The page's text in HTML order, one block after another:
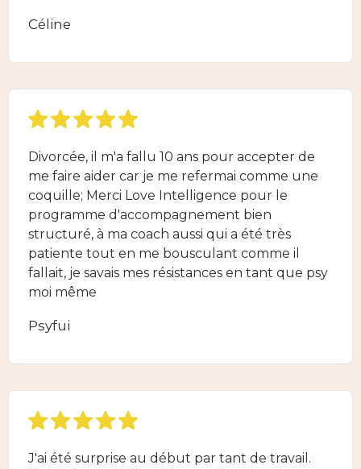
Céline
Divorcée, il m'a fallu 10 ans pour accepter de
me faire aider car je me refermai comme une
coquille; Merci Love Intelligence pour le
programme d'accompagnement bien
structuré, à ma coach aussi qui a été très
patiente tout en me bousculant comme il
fallait, je savais mes résistances en tant que psy
moi même
Psyfui
J'ai été surprise au début par tant de travail.